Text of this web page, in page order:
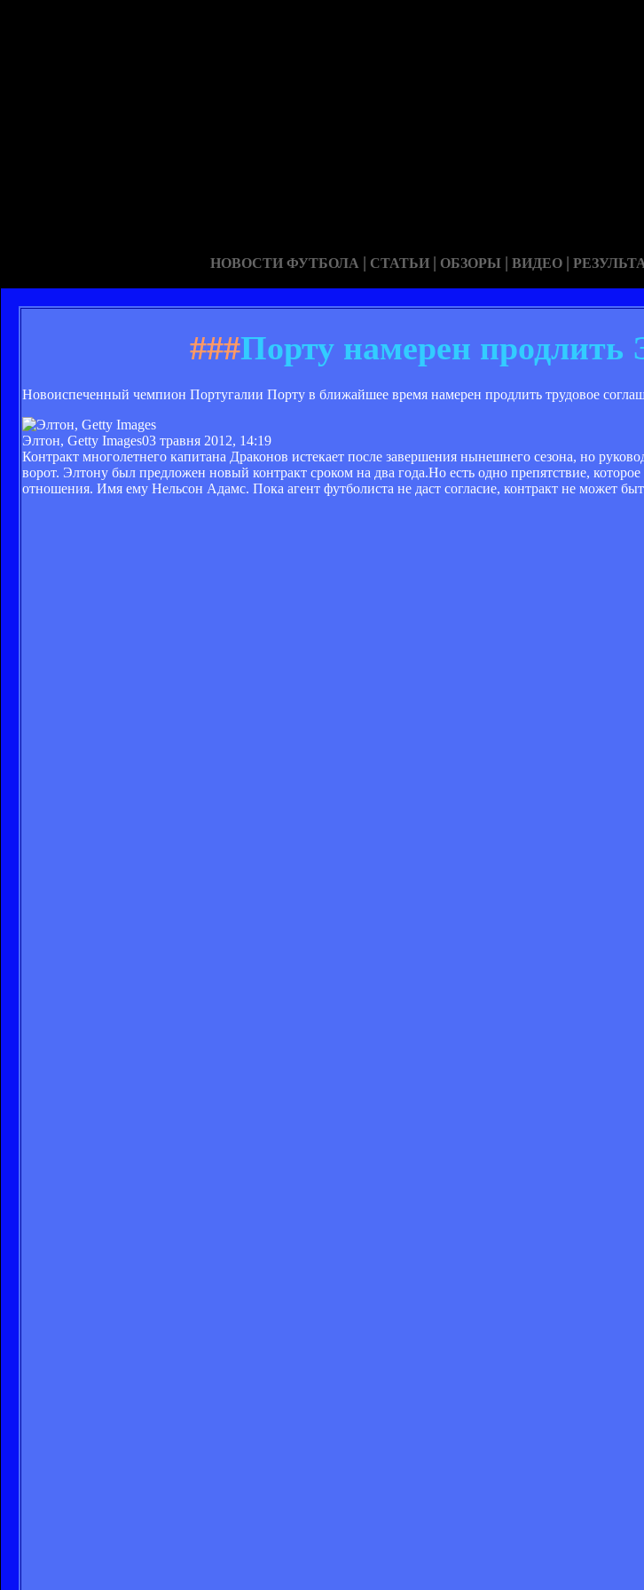
НОВОСТИ ФУТБОЛА | СТАТЬИ | ОБЗОРЫ | ВИДЕО |
###Порту намерен продлить
Новоиспеченный чемпион Португалии Порту в ближайшее время намерен продлить трудовое
Элтон, Getty Images03 травня 2012, 14:19
Контракт многолетнего капитана Драконов истекает после завершения нынешнего сезона, но
ворот. Элтону был предложен новый контракт сроком на два года.Но есть одно препятствие,
отношения. Имя ему Нельсон Адамс. Пока агент футболиста не даст согласие, контракт не может